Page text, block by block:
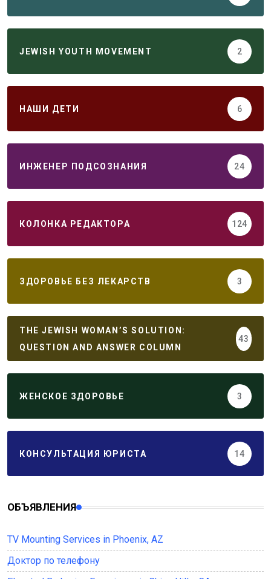
JEWISH YOUTH MOVEMENT 2
НАШИ ДЕТИ 6
ИНЖЕНЕР ПОДСОЗНАНИЯ 24
КОЛОНКА РЕДАКТОРА 124
ЗДОРОВЬЕ БЕЗ ЛЕКАРСТВ 3
THE JEWISH WOMAN’S SOLUTION:
QUESTION AND ANSWER COLUMN
43
ЖЕНСКОЕ ЗДОРОВЬЕ 3
КОНСУЛЬТАЦИЯ ЮРИСТА 14
ОБЪЯВЛЕНИЯ
TV Mounting Services in Phoenix, AZ
Доктор по телефону